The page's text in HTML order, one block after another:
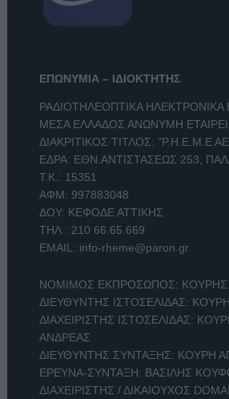
ΕΠΩΝΥΜΙΑ – ΙΔΙΟΚΤΗΤΗΣ
ΡΑΔΙΟΤΗΛΕΟΠΤΙΚΑ ΗΛΕΚΤΡΟΝΙΚΑ
ΜΕΣΑ ΕΛΛΑΔΟΣ ΑΝΩΝΥΜΗ
ΔΙΑΚΡΙΤΙΚΟΣ ΤΙΤΛΟΣ: "Ρ.Η.Ε.Μ.Ε
ΕΔΡΑ: ΕΘΝ.ΑΝΤΙΣΤΑΣΕΩΣ 253,
Τ.Κ.: 15351
ΑΦΜ: 997883048
ΔΟΥ: ΚΕΦΟΔΕ ΑΤΤΙΚΗΣ
ΤΗΛ.: 210 66.65.669
EMAIL: info-rheme@paron.gr
ΝΟΜΙΜΟΣ ΕΚΠΡΟΣΩΠΟΣ: ΚΟΥΡΗΣ
ΔΙΕΥΘΥΝΤΗΣ ΙΣΤΟΣΕΛΙΔΑΣ:
ΔΙΑΧΕΙΡΙΣΤΗΣ ΙΣΤΟΣΕΛΙΔΑΣ:
ΑΝΔΡΕΑΣ
ΔΙΕΥΘΥΝΤΗΣ ΣΥΝΤΑΞΗΣ: ΚΟΥΡΗ
ΕΡΕΥΝΑ-ΣΥΝΤΑΞΗ: ΒΑΣΙΛΗΣ
ΔΙΑΧΕΙΡΙΣΤΗΣ / ΔΙΚΑΙΟΥΧΟΣ